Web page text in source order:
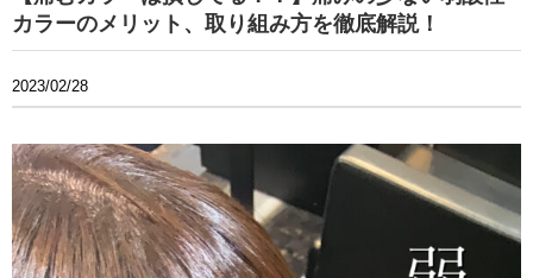
カラーのメリット、取り組み方を徹底解説！
2023/02/28